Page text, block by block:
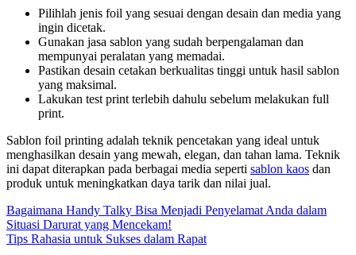
Pilihlah jenis foil yang sesuai dengan desain dan media yang
ingin dicetak.
Gunakan jasa sablon yang sudah berpengalaman dan
mempunyai peralatan yang memadai.
Pastikan desain cetakan berkualitas tinggi untuk hasil sablon
yang maksimal.
Lakukan test print terlebih dahulu sebelum melakukan full
print.
Sablon foil printing adalah teknik pencetakan yang ideal untuk
menghasilkan desain yang mewah, elegan, dan tahan lama. Teknik
ini dapat diterapkan pada berbagai media seperti sablon kaos dan
produk untuk meningkatkan daya tarik dan nilai jual.
Post
navigation
Bagaimana Handy Talky Bisa Menjadi Penyelamat Anda dalam
Situasi Darurat yang Mencekam!
Tips Rahasia untuk Sukses dalam Rapat